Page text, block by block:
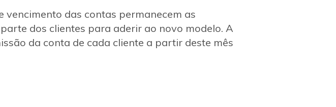
vencimento das contas permanecem as
dos clientes para aderir ao novo modelo. A
da conta de cada cliente a partir deste mês